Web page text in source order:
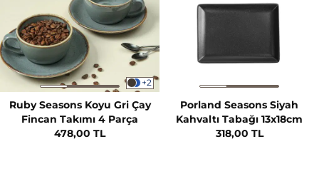
+2
Ruby Seasons Koyu Gri Çay
Fincan Takımı 4 Parça
478,00 TL
Porland Seasons Siyah
Kahvaltı Tabağı 13x18cm
318,00 TL